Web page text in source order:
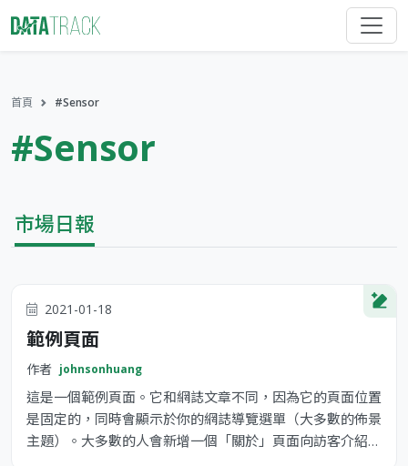
首頁 #Sensor
#Sensor
市場日報
2021-01-18
範例頁面
作者 johnsonhuang
這是一個範例頁面。它和網誌文章不同，因為它的頁面位置
是固定的，同時會顯示於你的網誌導覽選單（大多數的佈景
主題）。大多數的人會新增一個「關於」頁面向訪客介紹自